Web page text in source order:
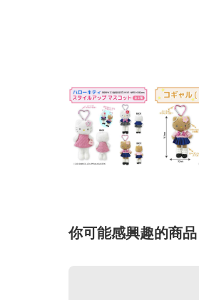
你可能感興趣的商品